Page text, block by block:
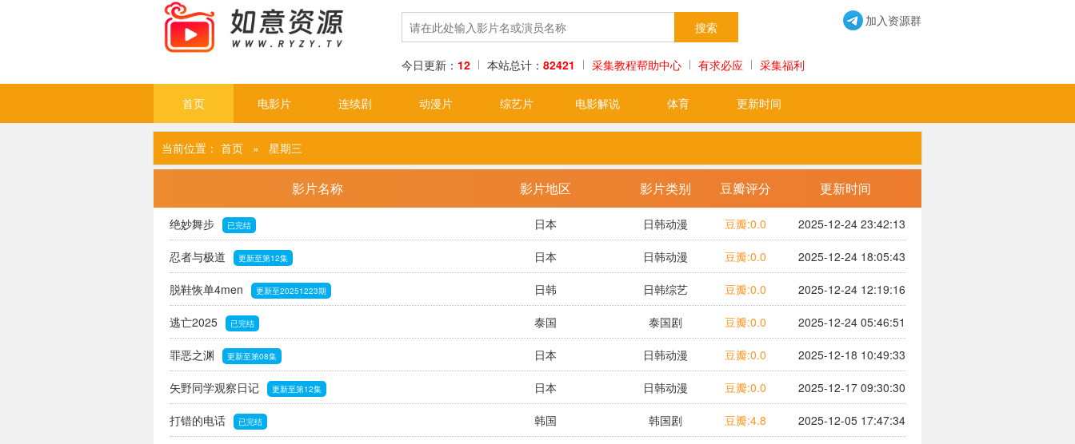
今日更新： 12 本站总计： 82421 采集教程帮助中心 有求必应 采集福利
加入资源群
首页 电影片 连续剧 动漫片 综艺片 电影解说 体育 更新时间
当前位置： 首页 » 星期三
影片名称 影片地区 影片类别 豆瓣评分 更新时间
绝妙舞步 已完结 日本 日韩动漫 豆瓣:0.0 2025-12-24 23:42:13
忍者与极道 更新至第12集 日本 日韩动漫 豆瓣:0.0 2025-12-24 18:05:43
脱鞋恢单4men 更新至20251223期 日韩 日韩综艺 豆瓣:0.0 2025-12-24 12:19:16
逃亡2025 已完结 泰国 泰国剧 豆瓣:0.0 2025-12-24 05:46:51
罪恶之渊 更新至第08集 日本 日韩动漫 豆瓣:0.0 2025-12-18 10:49:33
矢野同学观察日记 更新至第12集 日本 日韩动漫 豆瓣:0.0 2025-12-17 09:30:30
打错的电话 已完结 韩国 韩国剧 豆瓣:4.8 2025-12-05 17:47:34